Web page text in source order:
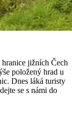
jižních Čech
položený hrad u
Dnes láká turisty
se s námi do